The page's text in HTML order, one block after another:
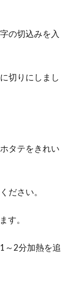
の切込みを入
切りにしまし
タテをきれい
ださい。
す。
～2分加熱を追